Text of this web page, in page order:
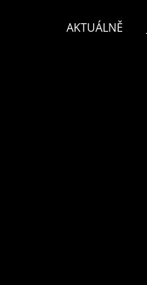
AKTUÁLNĚ